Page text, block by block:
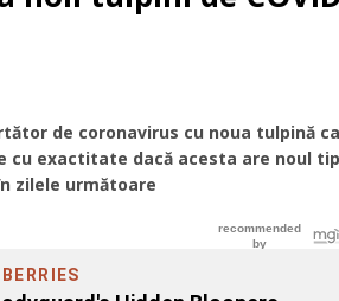
de coronavirus cu noua tulpină
cu exactitate dacă acesta are noul
zilele următoare